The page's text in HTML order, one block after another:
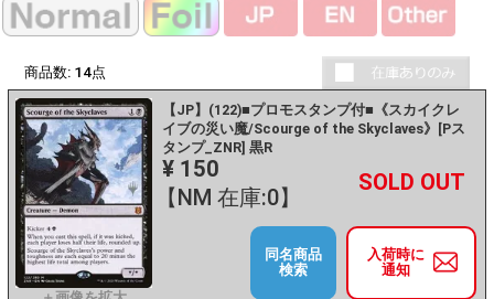
商品数: 14点
【JP】(122)■プロモスタンプ付■《スカイクレ
イブの災い魔/Scourge of the Skyclaves》[Pス
タンプ_ZNR] 黒R
¥ 150
【NM 在庫:0】
－ +
入荷時に
通知
同名商品
検索